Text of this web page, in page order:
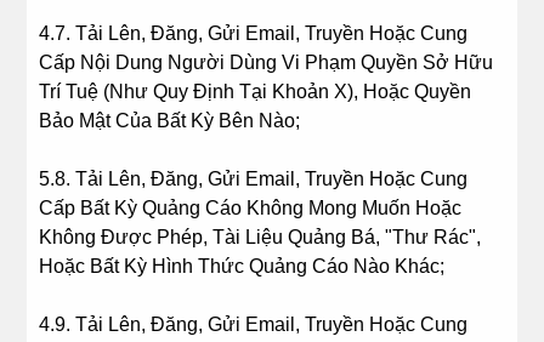
4.7. Tải Lên, Đăng, Gửi Email, Truyền Hoặc Cung
Cấp Nội Dung Người Dùng Vi Phạm Quyền Sở Hữu
Trí Tuệ (Như Quy Định Tại Khoản X), Hoặc Quyền
Bảo Mật Của Bất Kỳ Bên Nào;
5.8. Tải Lên, Đăng, Gửi Email, Truyền Hoặc Cung
Cấp Bất Kỳ Quảng Cáo Không Mong Muốn Hoặc
Không Được Phép, Tài Liệu Quảng Bá, "Thư Rác",
Hoặc Bất Kỳ Hình Thức Quảng Cáo Nào Khác;
4.9. Tải Lên, Đăng, Gửi Email, Truyền Hoặc Cung